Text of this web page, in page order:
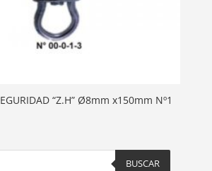
“Z.H” Ø8mm x150mm Nº1
BUSCAR